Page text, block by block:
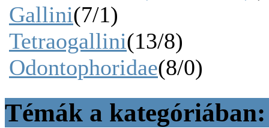
Gallini(7/1)
Tetraogallini(13/8)
Odontophoridae(8/0)
Témák a